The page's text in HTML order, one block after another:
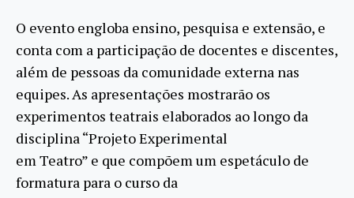
O evento engloba ensino, pesquisa e extensão, e
conta com a participação de docentes e discentes,
além de pessoas da comunidade externa nas
equipes. As apresentações mostrarão os
experimentos teatrais elaborados ao longo da
disciplina “Projeto Experimental
em Teatro” e que compõem um espetáculo de
formatura para o curso da